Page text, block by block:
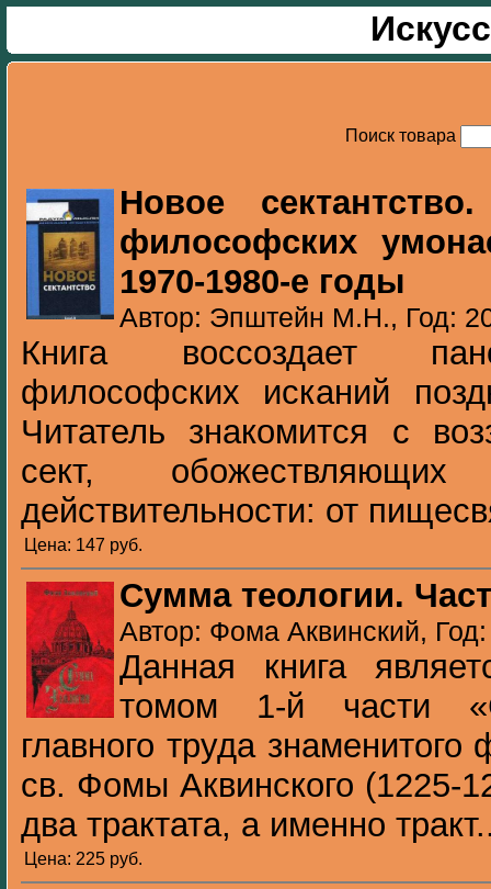
Поиск товара
Новое
философских
1970-1980-е годы
Автор: Эпштейн М.Н., Год:
Книга воссоздает
философских исканий
Читатель знакомится с
сект,
действительности: от
Цена: 147 pуб.
Сумма теологии.
Автор: Фома Аквинский,
Данная книга
томом 1-й части
главного труда
св. Фомы Аквинского (1225-
два трактата, а именно
Цена: 225 pуб.